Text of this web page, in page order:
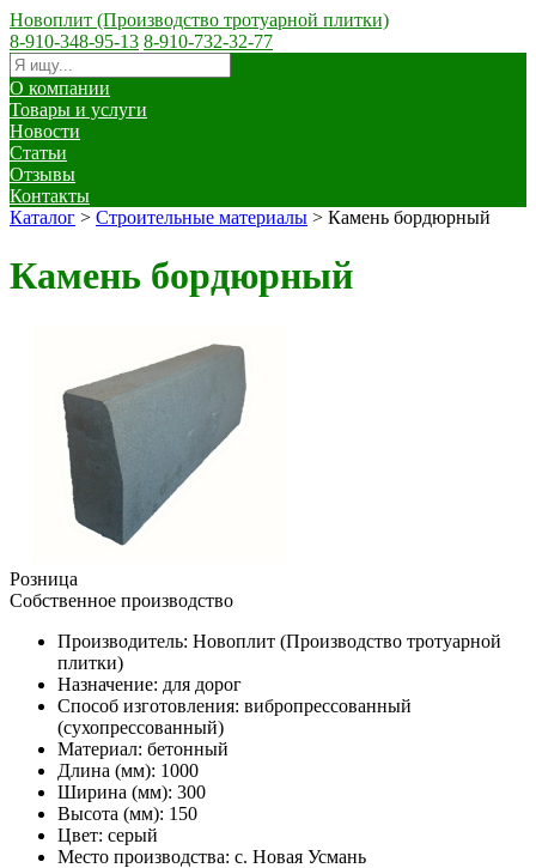
Новоплит (Производство тротуарной плитки)
8-910-348-95-13 8-910-732-32-77
О компании
Товары и услуги
Новости
Статьи
Отзывы
Контакты
Каталог > Строительные материалы > Камень бордюрный
Камень бордюрный
Розница
Собственное производство
Производитель: Новоплит (Производство тротуарной
плитки)
Назначение: для дорог
Способ изготовления: вибропрессованный
(сухопрессованный)
Материал: бетонный
Длина (мм): 1000
Ширина (мм): 300
Высота (мм): 150
Цвет: серый
Место производства: с. Новая Усмань